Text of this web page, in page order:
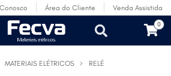
Área do Cliente Venda Assistida
0
MATERIAIS ELÉTRICOS RELÉ